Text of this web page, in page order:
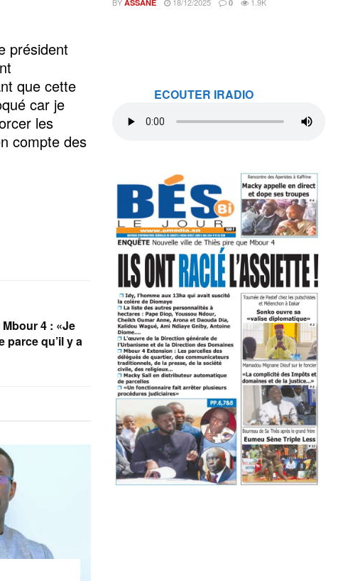
président
que cette
car je
les
compte des
4 : «Je
parce qu’il y a
BY ASSANE 18/12/2025 0 1.9K
ECOUTER IRADIO